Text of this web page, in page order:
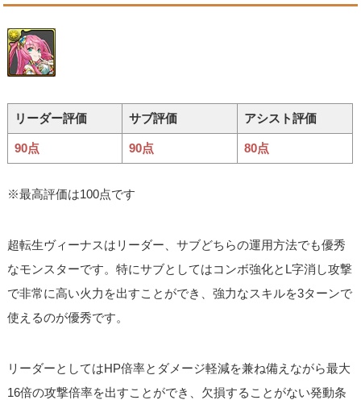
リーダー評価 サブ評価 アシスト評価
90点 90点 80点
※最高評価は100点です
超転生ヴィーナスはリーダー、サブどちらの運用方法でも優秀
なモンスターです。特にサブとしてはコンボ強化とL字消し攻撃
で非常に高い火力を出すことができ、強力なスキルを3ターンで
使えるのが優秀です。
リーダーとしてはHP倍率とダメージ軽減を兼ね備えながら最大
16倍の攻撃倍率を出すことができ、欠損することがない発動条